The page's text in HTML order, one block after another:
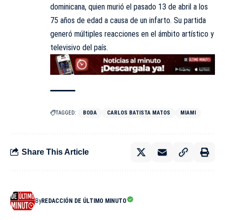
dominicana, quien murió el pasado 13 de abril a los
75 años de edad a causa de un infarto. Su partida
generó múltiples reacciones en el ámbito artístico y
televisivo del país.
TAGGED: BODA CARLOS BATISTA MATOS MIAMI
Share This Article
ByREDACCIÓN DE ÚLTIMO MINUTO